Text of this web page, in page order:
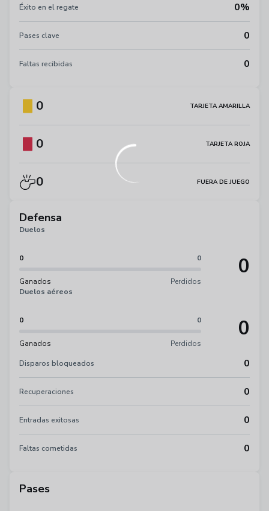
Éxito en el regate 0%
Pases clave 0
Faltas recibidas 0
0 TARJETA AMARILLA
0 TARJETA ROJA
0 FUERA DE JUEGO
Defensa
Duelos
0 0
Ganados Perdidos
0
Duelos aéreos
0 0
Ganados Perdidos
0
Disparos bloqueados 0
Recuperaciones 0
Entradas exitosas 0
Faltas cometidas 0
Pases